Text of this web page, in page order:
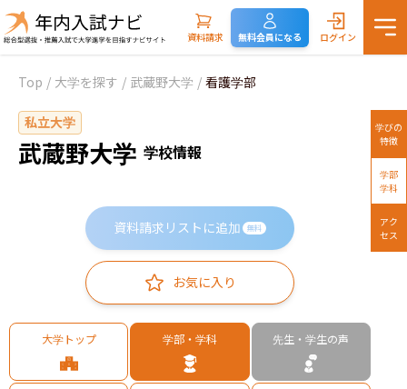
資料請求 無料会員になる ログイン
Top / 大学を探す / 武蔵野大学 / 看護学部
私立大学
武蔵野大学 学校情報
資料請求リストに追加 無料
お気に入り
大学トップ 学部・学科 先生・学生の声
学びの
特徴
学部
学科
アク
セス